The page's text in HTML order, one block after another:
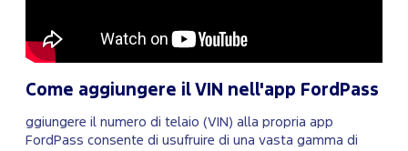
Come aggiungere il VIN nell'app FordPass
ggiungere il numero di telaio (VIN) alla propria app
FordPass consente di usufruire di una vasta gamma di